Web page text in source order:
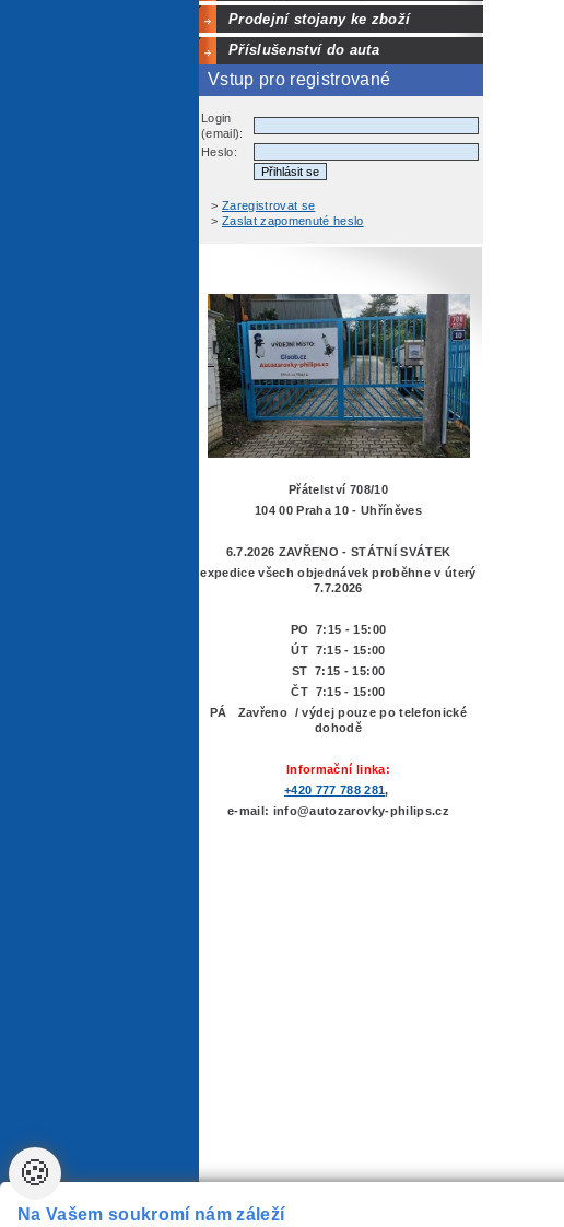
Prodejní stojany ke zboží
Příslušenství do auta
Vstup pro registrované
Login
(email):
Heslo:
> Zaregistrovat se
> Zaslat zapomenuté heslo
Přátelství 708/10
104 00 Praha 10 - Uhříněves
6.7.2026 ZAVŘENO - STÁTNÍ SVÁTEK
expedice všech objednávek proběhne v úterý
7.7.2026
PO 7:15 - 15:00
ÚT 7:15 - 15:00
ST 7:15 - 15:00
ČT 7:15 - 15:00
PÁ Zavřeno / výdej pouze po telefonické
dohodě
Informační linka:
+420 777 788 281,
e-mail: info@autozarovky-philips.cz
🍪
Na Vašem soukromí nám záleží